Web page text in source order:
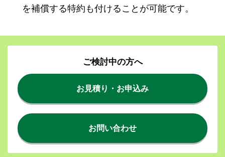
を補償する特約も付けることが可能です。
ご検討中の方へ
お見積り・お申込み
お問い合わせ